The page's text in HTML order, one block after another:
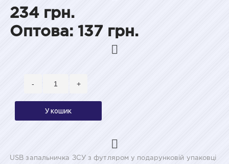
234 грн.
Оптова: 137 грн.
- +
У кошик
USB запальничка ЗСУ з футляром у подарунковій упаковці